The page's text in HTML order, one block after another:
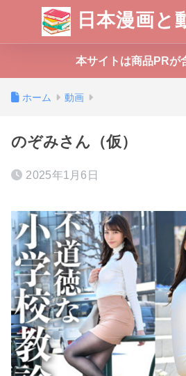
日本漫画と
本サイトは商品PRが
ホーム 動画
のぞみさん（仮）
2025年1月6日